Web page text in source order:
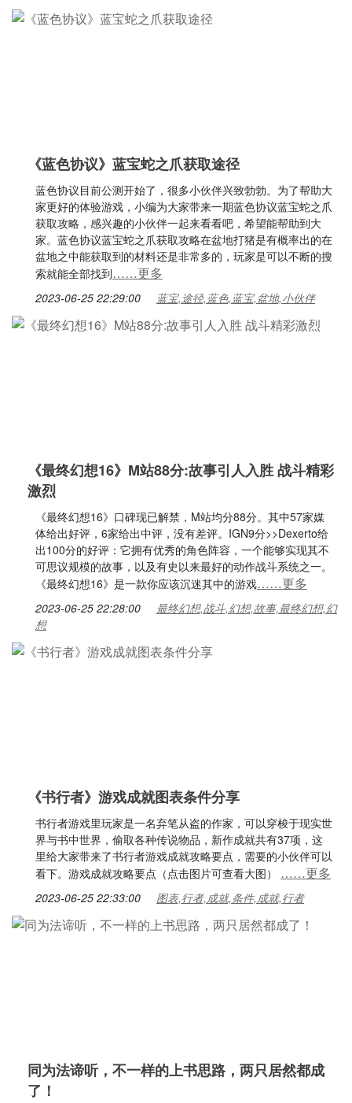
《蓝色协议》蓝宝蛇之爪获取途径
蓝色协议目前公测开始了，很多小伙伴兴致勃勃。为了帮助大
家更好的体验游戏，小编为大家带来一期蓝色协议蓝宝蛇之爪
获取攻略，感兴趣的小伙伴一起来看看吧，希望能帮助到大
家。蓝色协议蓝宝蛇之爪获取攻略在盆地打猪是有概率出的在
盆地之中能获取到的材料还是非常多的，玩家是可以不断的搜
索就能全部找到……更多
2023-06-25 22:29:00 蓝宝,途径,蓝色,蓝宝,盆地,小伙伴
《最终幻想16》M站88分:故事引人入胜 战斗精彩
激烈
《最终幻想16》口碑现已解禁，M站均分88分。其中57家媒
体给出好评，6家给出中评，没有差评。IGN9分>>Dexerto给
出100分的好评：它拥有优秀的角色阵容，一个能够实现其不
可思议规模的故事，以及有史以来最好的动作战斗系统之一。
《最终幻想16》是一款你应该沉迷其中的游戏……更多
2023-06-25 22:28:00
最终幻想,战斗,幻想,故事,最终幻想,幻
想
《书行者》游戏成就图表条件分享
书行者游戏里玩家是一名弃笔从盗的作家，可以穿梭于现实世
界与书中世界，偷取各种传说物品，新作成就共有37项，这
里给大家带来了书行者游戏成就攻略要点，需要的小伙伴可以
看下。游戏成就攻略要点（点击图片可查看大图） ……更多
2023-06-25 22:33:00 图表,行者,成就,条件,成就,行者
同为法谛听，不一样的上书思路，两只居然都成
了！